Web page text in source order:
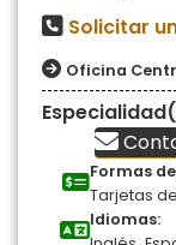
Solicitar
Oficina
Formas
Tarjetas
Idiomas: